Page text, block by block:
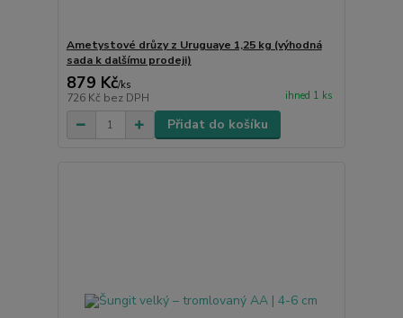
Ametystové drůzy z Uruguaye 1,25 kg (výhodná
sada k dalšímu prodeji)
879 Kč/ks
726 Kč bez DPH ihned 1 ks
Přidat do košíku